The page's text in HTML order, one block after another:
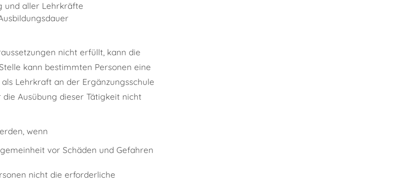
und aller Lehrkräfte
nicht erfüllt, kann die
kann bestimmten Personen eine
Lehrkraft an der Ergänzungsschule
Ausübung dieser Tätigkeit nicht
wenn
vor Schäden und Gefahren
nicht die erforderliche